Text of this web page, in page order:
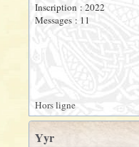
Inscription : 2022
Messages : 11
Hors ligne
Yyr